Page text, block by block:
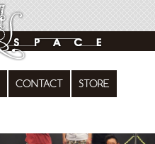
CONTACT STORE